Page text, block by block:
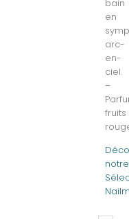
bain
en
arc-
en-
ciel.
–
fruits
notre